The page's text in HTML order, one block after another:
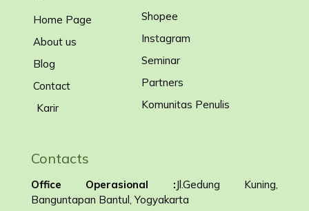
Home Page
About us
Blog
Contact
Karir
Shopee
Instagram
Seminar
Partners
Komunitas Penulis
Contacts
Office Operasional :Jl.Gedung Kuning,
Banguntapan Bantul, Yogyakarta